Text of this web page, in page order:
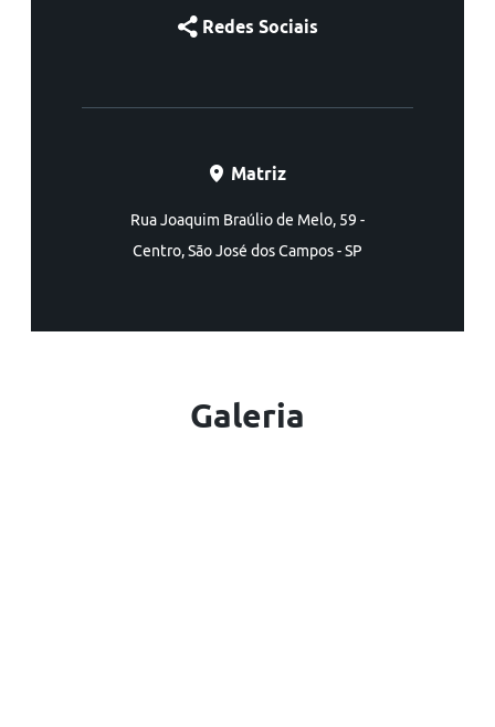
Redes Sociais
Matriz
Rua Joaquim Braúlio de Melo, 59 -
Centro, São José dos Campos - SP
Galeria